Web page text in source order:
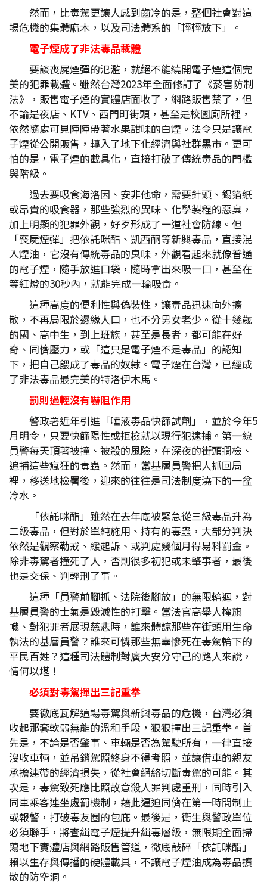
然而，比毒駕更讓人感到齒冷的是，整個社會對這
場危機的集體麻木，以及司法體系的「輕輕放下」。
電子煙成了非法毒品載體
要談喪屍煙彈的氾濫，就絕不能繞開電子煙這個完
美的犯罪載體。雖然台灣2023年全面修訂了《菸害防制
法》，販售電子煙的實體店面收了，網路販售禁了，但
不論是夜店、KTV、西門町街頭，甚至是校園廁所裡，
依然隨處可見陣陣帶著水果甜味的白煙。法令只是讓電
子煙從公開販售，轉入了地下化經濟與社群黑市。更可
怕的是，電子煙的載具化，直接打破了傳統毒品的門檻
與階級。
過去要吸食海洛因、安非他命，需要針頭、錫箔紙
或昂貴的吸食器，那些強烈的異味、化學製程的惡臭，
加上明顯的犯罪外觀，好歹形成了一道社會防線。但
「喪屍煙彈」把依託咪酯、凱西酮等新興毒品，直接混
入煙油，它沒有傳統毒品的臭味，外觀看起來就像普通
的電子煙，隨手放進口袋，隨時拿出來吸一口，甚至在
等紅燈的30秒內，就能完成一輪吸食。
這種高度的便利性與偽裝性，讓毒品迅速向外擴
散，不再局限於邊緣人口，也不分男女老少。從十幾歲
的國、高中生，到上班族，甚至是長者，都可能在好
奇、同儕壓力，或「這只是電子煙不是毒品」的認知
下，把自己餵成了毒品的奴隸。電子煙在台灣，已經成
了非法毒品最完美的特洛伊木馬。
罰則過輕沒有嚇阻作用
警政署近年引進「唾液毒品快篩試劑」，並於今年5
月明令，只要快篩陽性或拒檢就以現行犯逮捕。第一線
員警每天頂著被撞、被殺的風險，在深夜的街頭攔檢、
追捕這些瘋狂的毒蟲。然而，當基層員警把人抓回局
裡，移送地檢署後，迎來的往往是司法制度澆下的一盆
冷水。
「依託咪酯」雖然在去年底被緊急從三級毒品升為
二級毒品，但對於單純施用、持有的毒蟲，大部分判決
依然是觀察勒戒、緩起訴、或判處幾個月得易科罰金。
除非毒駕者撞死了人，否則很多初犯或未肇事者，最後
也是交保、判輕刑了事。
這種「員警前腳抓、法院後腳放」的無限輪迴，對
基層員警的士氣是毀滅性的打擊。當法官高舉人權旗
幟、對犯罪者展現慈悲時，誰來體諒那些在街頭用生命
執法的基層員警？誰來可憐那些無辜慘死在毒駕輪下的
平民百姓？這種司法體制對廣大安分守己的路人來說，
情何以堪！
必須對毒駕揮出三記重拳
要徹底瓦解這場毒駕與新興毒品的危機，台灣必須
收起那套軟弱無能的溫和手段，狠狠揮出三記重拳。首
先是，不論是否肇事、車輛是否為駕駛所有，一律直接
沒收車輛，並吊銷駕照終身不得考照，並讓借車的親友
承擔連帶的經濟損失，從社會網絡切斷毒駕的可能。其
次是，毒駕致死應比照故意殺人罪判處重刑，同時引入
同車乘客連坐處罰機制，藉此逼迫同儕在第一時間制止
或報警，打破毒友圈的包庇。最後是，衛生與警政單位
必須聯手，將查緝電子煙提升緝毒層級，無限期全面掃
蕩地下實體店與網路販售管道，徹底敲碎「依託咪酯」
賴以生存與傳播的硬體載具，不讓電子煙油成為毒品擴
散的防空洞。